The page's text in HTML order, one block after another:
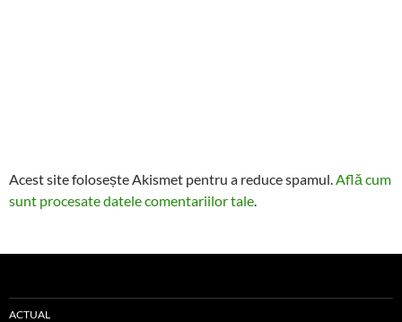
Acest site folosește Akismet pentru a reduce spamul.Află cum
sunt procesate datele comentariilor tale.
ACTUAL